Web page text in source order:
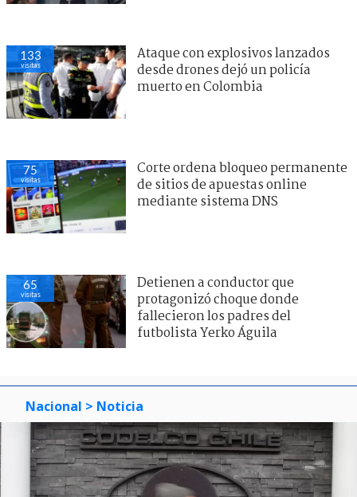
133
visitas
Ataque con explosivos lanzados
desde drones dejó un policía
muerto en Colombia
75
visitas
Corte ordena bloqueo permanente
de sitios de apuestas online
mediante sistema DNS
65
visitas
Detienen a conductor que
protagonizó choque donde
fallecieron los padres del
futbolista Yerko Águila
Nacional > Noticia